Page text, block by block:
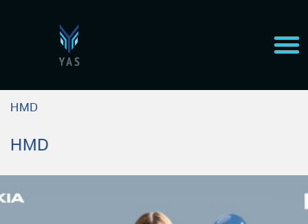
HMD
HMD